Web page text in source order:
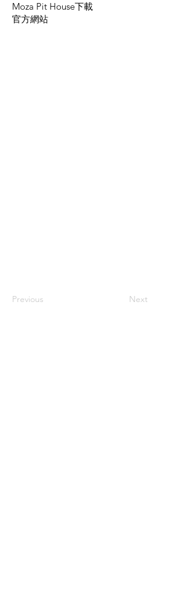
Moza Pit House下載
官方網站
Previous Next